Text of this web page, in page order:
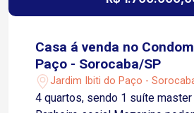
compartilhado Lavanderia
neste belíssimo apartamento
mobiliado, pronto para morar.
Casa á venda no
Paço - Sorocaba/SP
Jardim Ibiti do Paço -
4 quartos, sendo 1 suíte master com closet.